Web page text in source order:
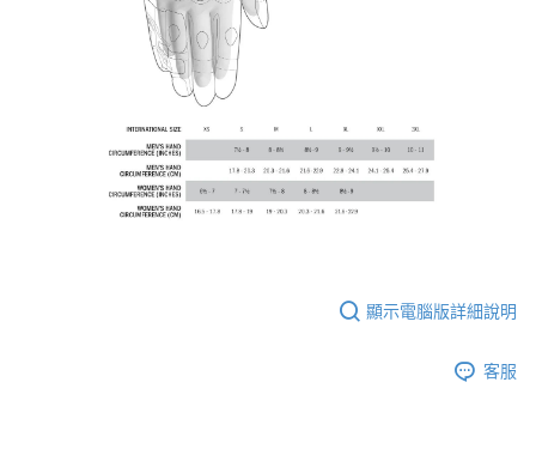
「AFTEE先享後付」，若未經同意申辦者引起之損失，本公司不負相關責
４．使用「AFTEE先享後付」時，將依據個別帳號之用戶狀況，依本公司即
時審查核予不同之上限額度；若仍有額度不足之情形，本公司將視審查結果
請求用戶進行身份認證。
恩沛科技股份有限公司將有權停止該用戶之使用額度並採取法律行動。
顯示電腦版詳細說明
客服